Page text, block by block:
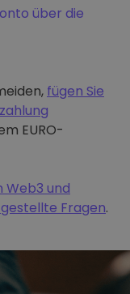
über die
fügen Sie
EURO-
Web3 und
Fragen.